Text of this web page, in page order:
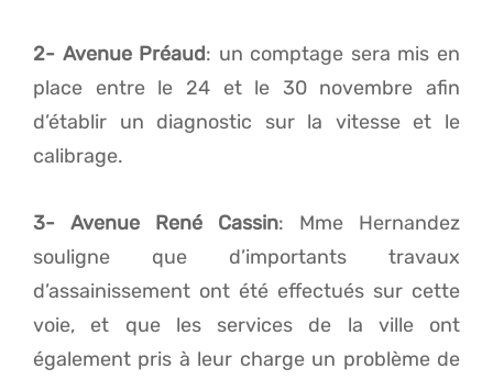
2- Avenue Préaud: un comptage sera mis en
place entre le 24 et le 30 novembre afin
d’établir un diagnostic sur la vitesse et le
calibrage.
3- Avenue René Cassin: Mme Hernandez
souligne que d’importants travaux
d’assainissement ont été effectués sur cette
voie, et que les services de la ville ont
également pris à leur charge un problème de